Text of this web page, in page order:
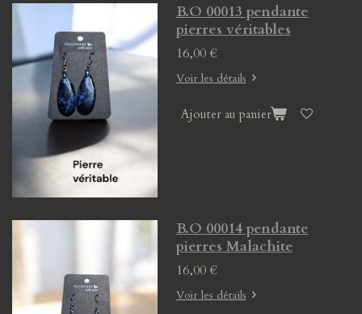
B.O 00013 pendante
pierres véritables
16,00 €
Voir les détails
Ajouter au panier
B.O 00014 pendante
pierres Malachite
16,00 €
Voir les détails